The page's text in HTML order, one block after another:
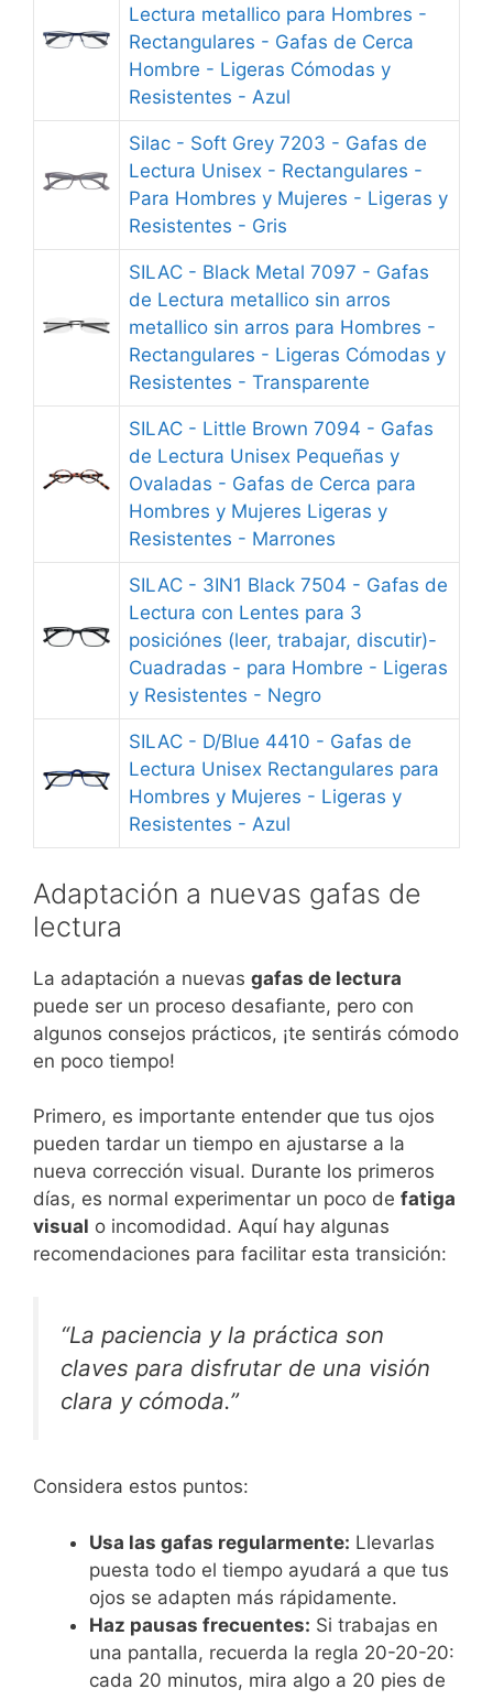
Lectura metallico para Hombres -
Rectangulares - Gafas de Cerca
Hombre - Ligeras Cómodas y
Resistentes - Azul
Silac - Soft Grey 7203 - Gafas de
Lectura Unisex - Rectangulares -
Para Hombres y Mujeres - Ligeras y
Resistentes - Gris
SILAC - Black Metal 7097 - Gafas
de Lectura metallico sin arros
metallico sin arros para Hombres -
Rectangulares - Ligeras Cómodas y
Resistentes - Transparente
SILAC - Little Brown 7094 - Gafas
de Lectura Unisex Pequeñas y
Ovaladas - Gafas de Cerca para
Hombres y Mujeres Ligeras y
Resistentes - Marrones
SILAC - 3IN1 Black 7504 - Gafas de
Lectura con Lentes para 3
posiciónes (leer, trabajar, discutir)-
Cuadradas - para Hombre - Ligeras
y Resistentes - Negro
SILAC - D/Blue 4410 - Gafas de
Lectura Unisex Rectangulares para
Hombres y Mujeres - Ligeras y
Resistentes - Azul
Adaptación a nuevas gafas de
lectura
La adaptación a nuevas gafas de lectura
puede ser un proceso desafiante, pero con
algunos consejos prácticos, ¡te sentirás cómodo
en poco tiempo!
Primero, es importante entender que tus ojos
pueden tardar un tiempo en ajustarse a la
nueva corrección visual. Durante los primeros
días, es normal experimentar un poco de fatiga
visual o incomodidad. Aquí hay algunas
recomendaciones para facilitar esta transición:
“La paciencia y la práctica son
claves para disfrutar de una visión
clara y cómoda.”
Considera estos puntos:
Usa las gafas regularmente: Llevarlas
puesta todo el tiempo ayudará a que tus
ojos se adapten más rápidamente.
Haz pausas frecuentes: Si trabajas en
una pantalla, recuerda la regla 20-20-20:
cada 20 minutos, mira algo a 20 pies de